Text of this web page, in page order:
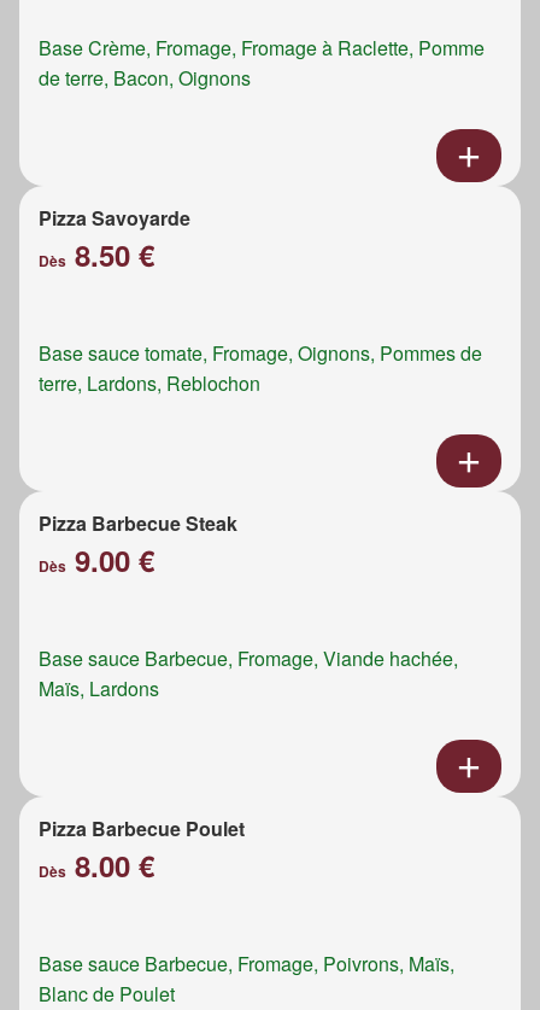
Base Crème, Fromage, Fromage à Raclette, Pomme
de terre, Bacon, Oignons
Pizza Savoyarde
Dès 8.50 €
Base sauce tomate, Fromage, Oignons, Pommes de
terre, Lardons, Reblochon
Pizza Barbecue Steak
Dès 9.00 €
Base sauce Barbecue, Fromage, Viande hachée,
Maïs, Lardons
Pizza Barbecue Poulet
Dès 8.00 €
Base sauce Barbecue, Fromage, Poivrons, Maïs,
Blanc de Poulet